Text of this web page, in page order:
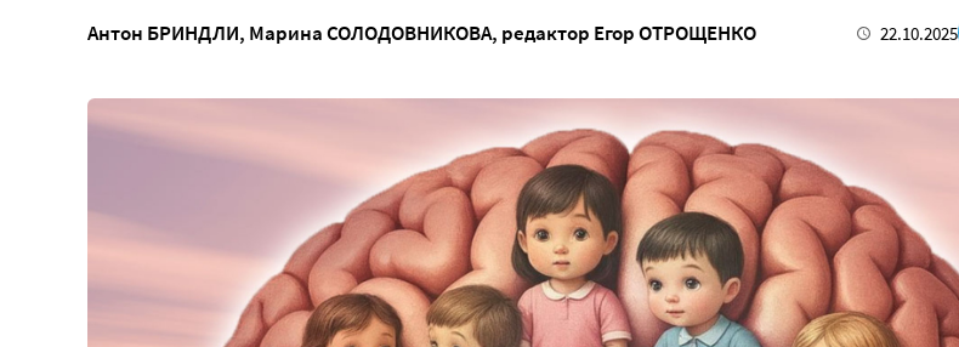
Антон БРИНДЛИ, Марина СОЛОДОВНИКОВА, редактор Егор ОТРОЩЕНКО 22.10.2025